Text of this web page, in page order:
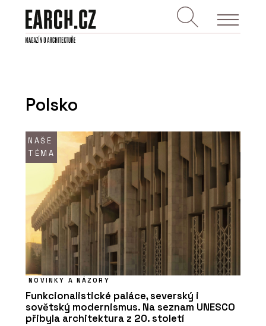
Polsko
NAŠE
TÉMA
NOVINKY A NÁZORY
Funkcionalistické paláce, severský i
sovětský modernismus. Na seznam UNESCO
přibyla architektura z 20. století